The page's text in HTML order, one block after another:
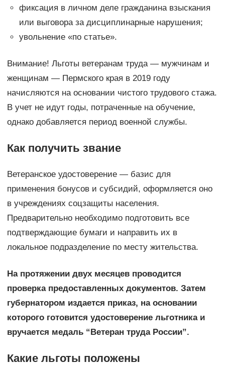
фиксация в личном деле гражданина взыскания
или выговора за дисциплинарные нарушения;
увольнение «по статье».
Внимание! Льготы ветеранам труда — мужчинам и
женщинам — Пермского края в 2019 году
начисляются на основании чистого трудового стажа.
В учет не идут годы, потраченные на обучение,
однако добавляется период военной службы.
Как получить звание
Ветеранское удостоверение — базис для
применения бонусов и субсидий, оформляется оно
в учреждениях соцзащиты населения.
Предварительно необходимо подготовить все
подтверждающие бумаги и направить их в
локальное подразделение по месту жительства.
На протяжении двух месяцев проводится
проверка предоставленных документов. Затем
губернатором издается приказ, на основании
которого готовится удостоверение льготника и
вручается медаль “Ветеран труда России”.
Какие льготы положены